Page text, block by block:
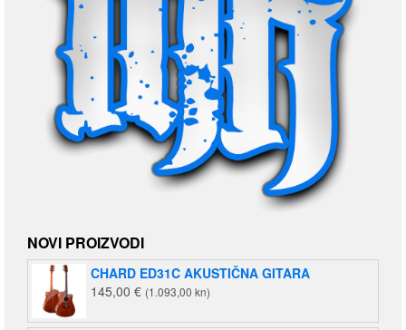
NOVI PROIZVODI
CHARD ED31C AKUSTIČNA GITARA
145,00 € (1.093,00 kn)